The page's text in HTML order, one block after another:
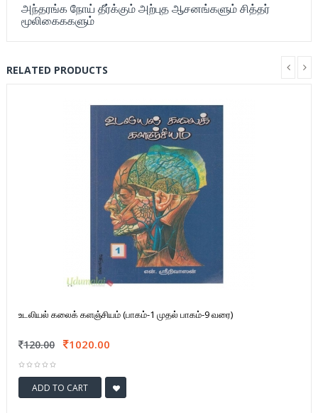
அந்தரங்க நோய் தீர்க்கும் அற்புத ஆசனங்களும் சித்தர்
மூலிகைககளும்
RELATED PRODUCTS
உடலியல் கலைக் களஞ்சியம் (பாகம்-1 முதல் பாகம்-9 வரை)
120.00 1020.00
ADD TO CART